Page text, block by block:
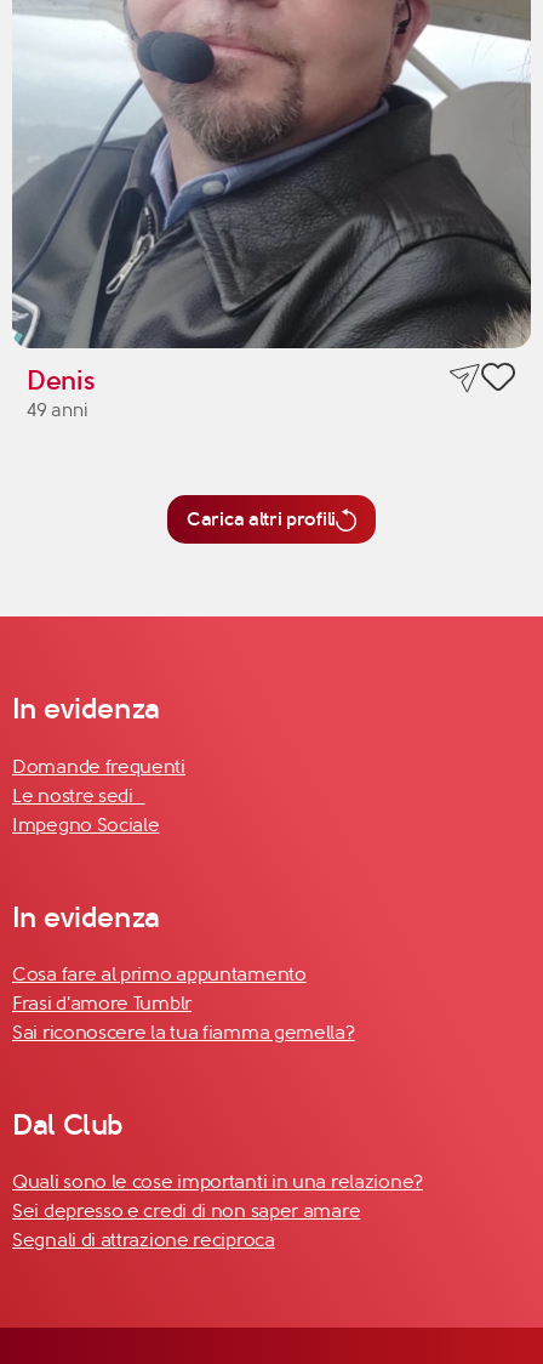
Denis
49 anni
Carica altri profili
In evidenza
Domande frequenti
Le nostre sedi
Impegno Sociale
In evidenza
Cosa fare al primo appuntamento
Frasi d'amore Tumblr
Sai riconoscere la tua fiamma gemella?
Dal Club
Quali sono le cose importanti in una relazione?
Sei depresso e credi di non saper amare
Segnali di attrazione reciproca